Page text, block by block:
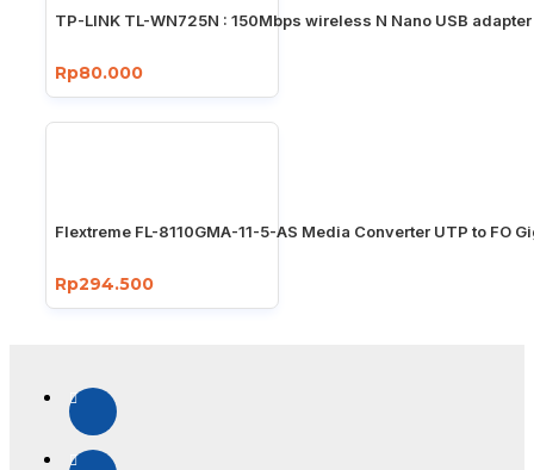
TP-LINK TL-WN725N : 150Mbps wireless N Nano USB adapter
Rp80.000
Flextreme FL-8110GMA-11-5-AS Media Converter UTP to FO
Rp294.500